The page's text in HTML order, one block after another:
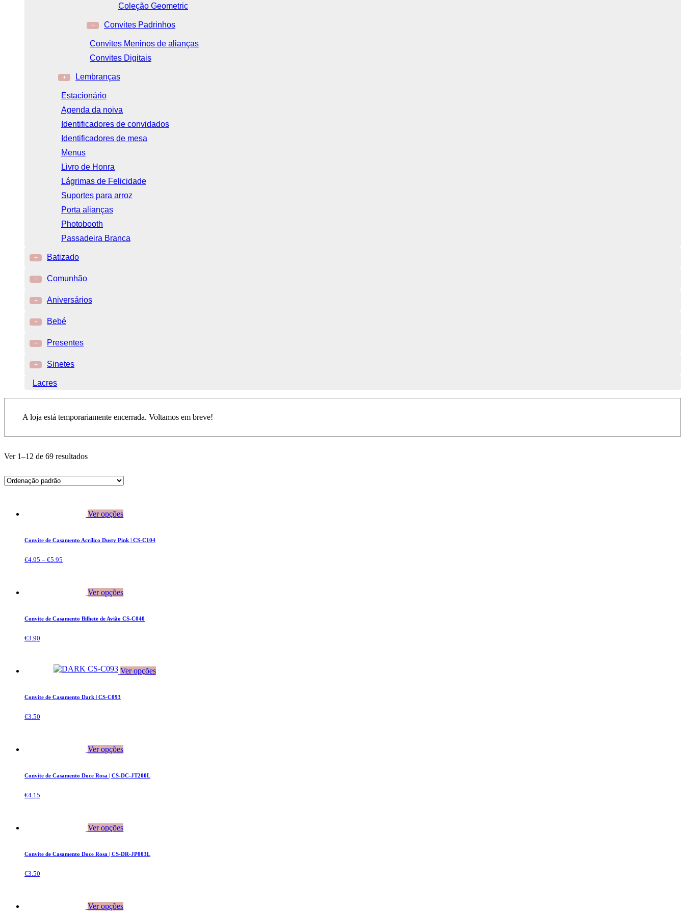
Coleção Geometric
+ Convites Padrinhos
Convites Meninos de alianças
Convites Digitais
+ Lembranças
Estacionário
Agenda da noiva
Identificadores de convidados
Identificadores de mesa
Menus
Livro de Honra
Lágrimas de Felicidade
Suportes para arroz
Porta alianças
Photobooth
Passadeira Branca
+ Batizado
+ Comunhão
+ Aniversários
+ Bebé
+ Presentes
+ Sinetes
Lacres
A loja está temporariamente encerrada. Voltamos em breve!
Ver 1–12 de 69 resultados
Ver opções
Convite de Casamento Acrílico Dusty Pink | CS-C104
€4.95 – €5.95
Ver opções
Convite de Casamento Bilhete de Avião CS-C040
€3.90
Ver opções
Convite de Casamento Dark | CS-C093
€3.50
Ver opções
Convite de Casamento Doce Rosa | CS-DC-JT200L
€4.15
Ver opções
Convite de Casamento Doce Rosa | CS-DR-JP003L
€3.50
Ver opções